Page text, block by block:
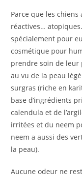
Parce que les
réactives…
spécialement pour
cosmétique pour
prendre soin de leur
au vu de la peau
surgras (riche en
base d’ingrédients
calendula et de
irritées et du neem
neem a aussi des
la peau).
Aucune odeur ne